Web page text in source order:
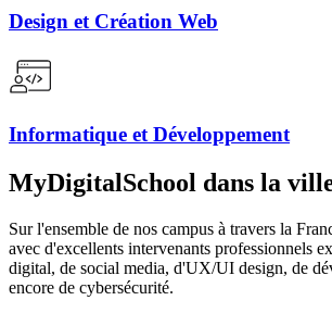
Design et Création Web
Informatique et Développement
MyDigitalSchool dans la
Sur l'ensemble de nos campus à travers la
avec d'excellents intervenants professionnels
digital, de social media, d'UX/UI design, de
encore de cybersécurité.